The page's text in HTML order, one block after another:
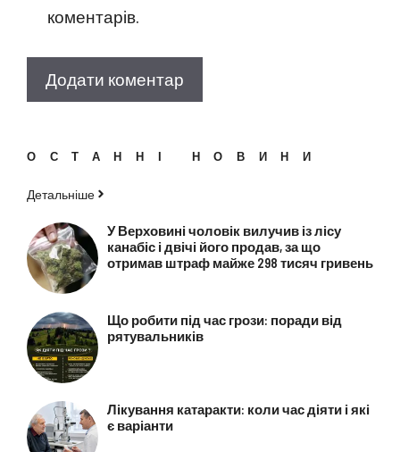
коментарів.
ОСТАННІ НОВИНИ
Детальніше
У Верховині чоловік вилучив із лісу
канабіс і двічі його продав, за що
отримав штраф майже 298 тисяч гривень
Що робити під час грози: поради від
рятувальників
Лікування катаракти: коли час діяти і які
є варіанти